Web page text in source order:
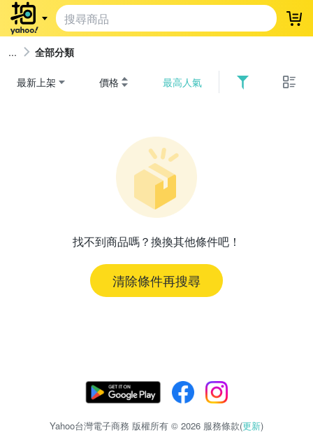
登
全部分類
最新上架 價格 最高人氣
找不到商品嗎？換換其他條件吧！
清除條件再搜尋
Yahoo台灣電子商務 版權所有 © 2026 服務條款(更新)